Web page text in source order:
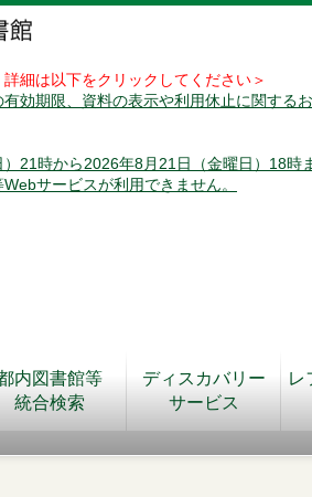
細は以下をクリックしてください＞
有効期限、資料の表示や利用休止に関する
）21時から2026年8月21日（金曜日）18時
サービスが利用できません。
内図書館等
統合検索
ディスカバリー
サービス
レ